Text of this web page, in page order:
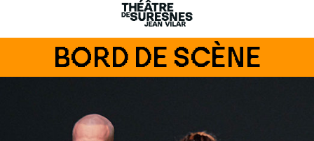
BORD DE SCÈNE